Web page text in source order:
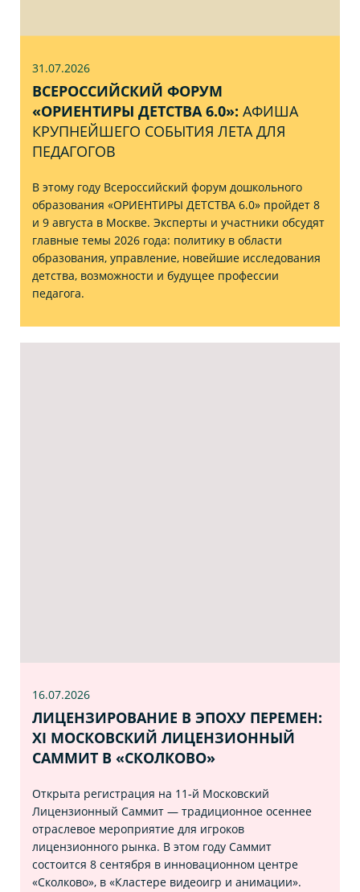
31.07.2026
ВСЕРОССИЙСКИЙ ФОРУМ
«ОРИЕНТИРЫ ДЕТСТВА 6.0»: АФИША
КРУПНЕЙШЕГО СОБЫТИЯ ЛЕТА ДЛЯ
ПЕДАГОГОВ
В этому году Всероссийский форум дошкольного
образования «ОРИЕНТИРЫ ДЕТСТВА 6.0» пройдет 8
и 9 августа в Москве. Эксперты и участники обсудят
главные темы 2026 года: политику в области
образования, управление, новейшие исследования
детства, возможности и будущее профессии
педагога.
16.07.2026
ЛИЦЕНЗИРОВАНИЕ В ЭПОХУ ПЕРЕМЕН:
XI МОСКОВСКИЙ ЛИЦЕНЗИОННЫЙ
САММИТ В «СКОЛКОВО»
Открыта регистрация на 11‑й Московский
Лицензионный Саммит — традиционное осеннее
отраслевое мероприятие для игроков
лицензионного рынка. В этом году Саммит
состоится 8 сентября в инновационном центре
«Сколково», в «Кластере видеоигр и анимации».